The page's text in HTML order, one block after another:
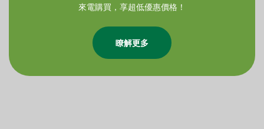
來電購買，享超低優惠價格！
瞭解更多